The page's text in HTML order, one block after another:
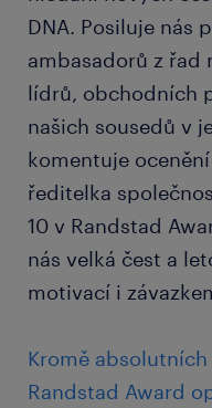
DNA. Posiluje nás
ambasadorů z řad
lídrů, obchodních
našich sousedů v
komentuje
ředitelka
10 v Randstad
nás velká čest a
motivací i
Kromě
Randstad Award